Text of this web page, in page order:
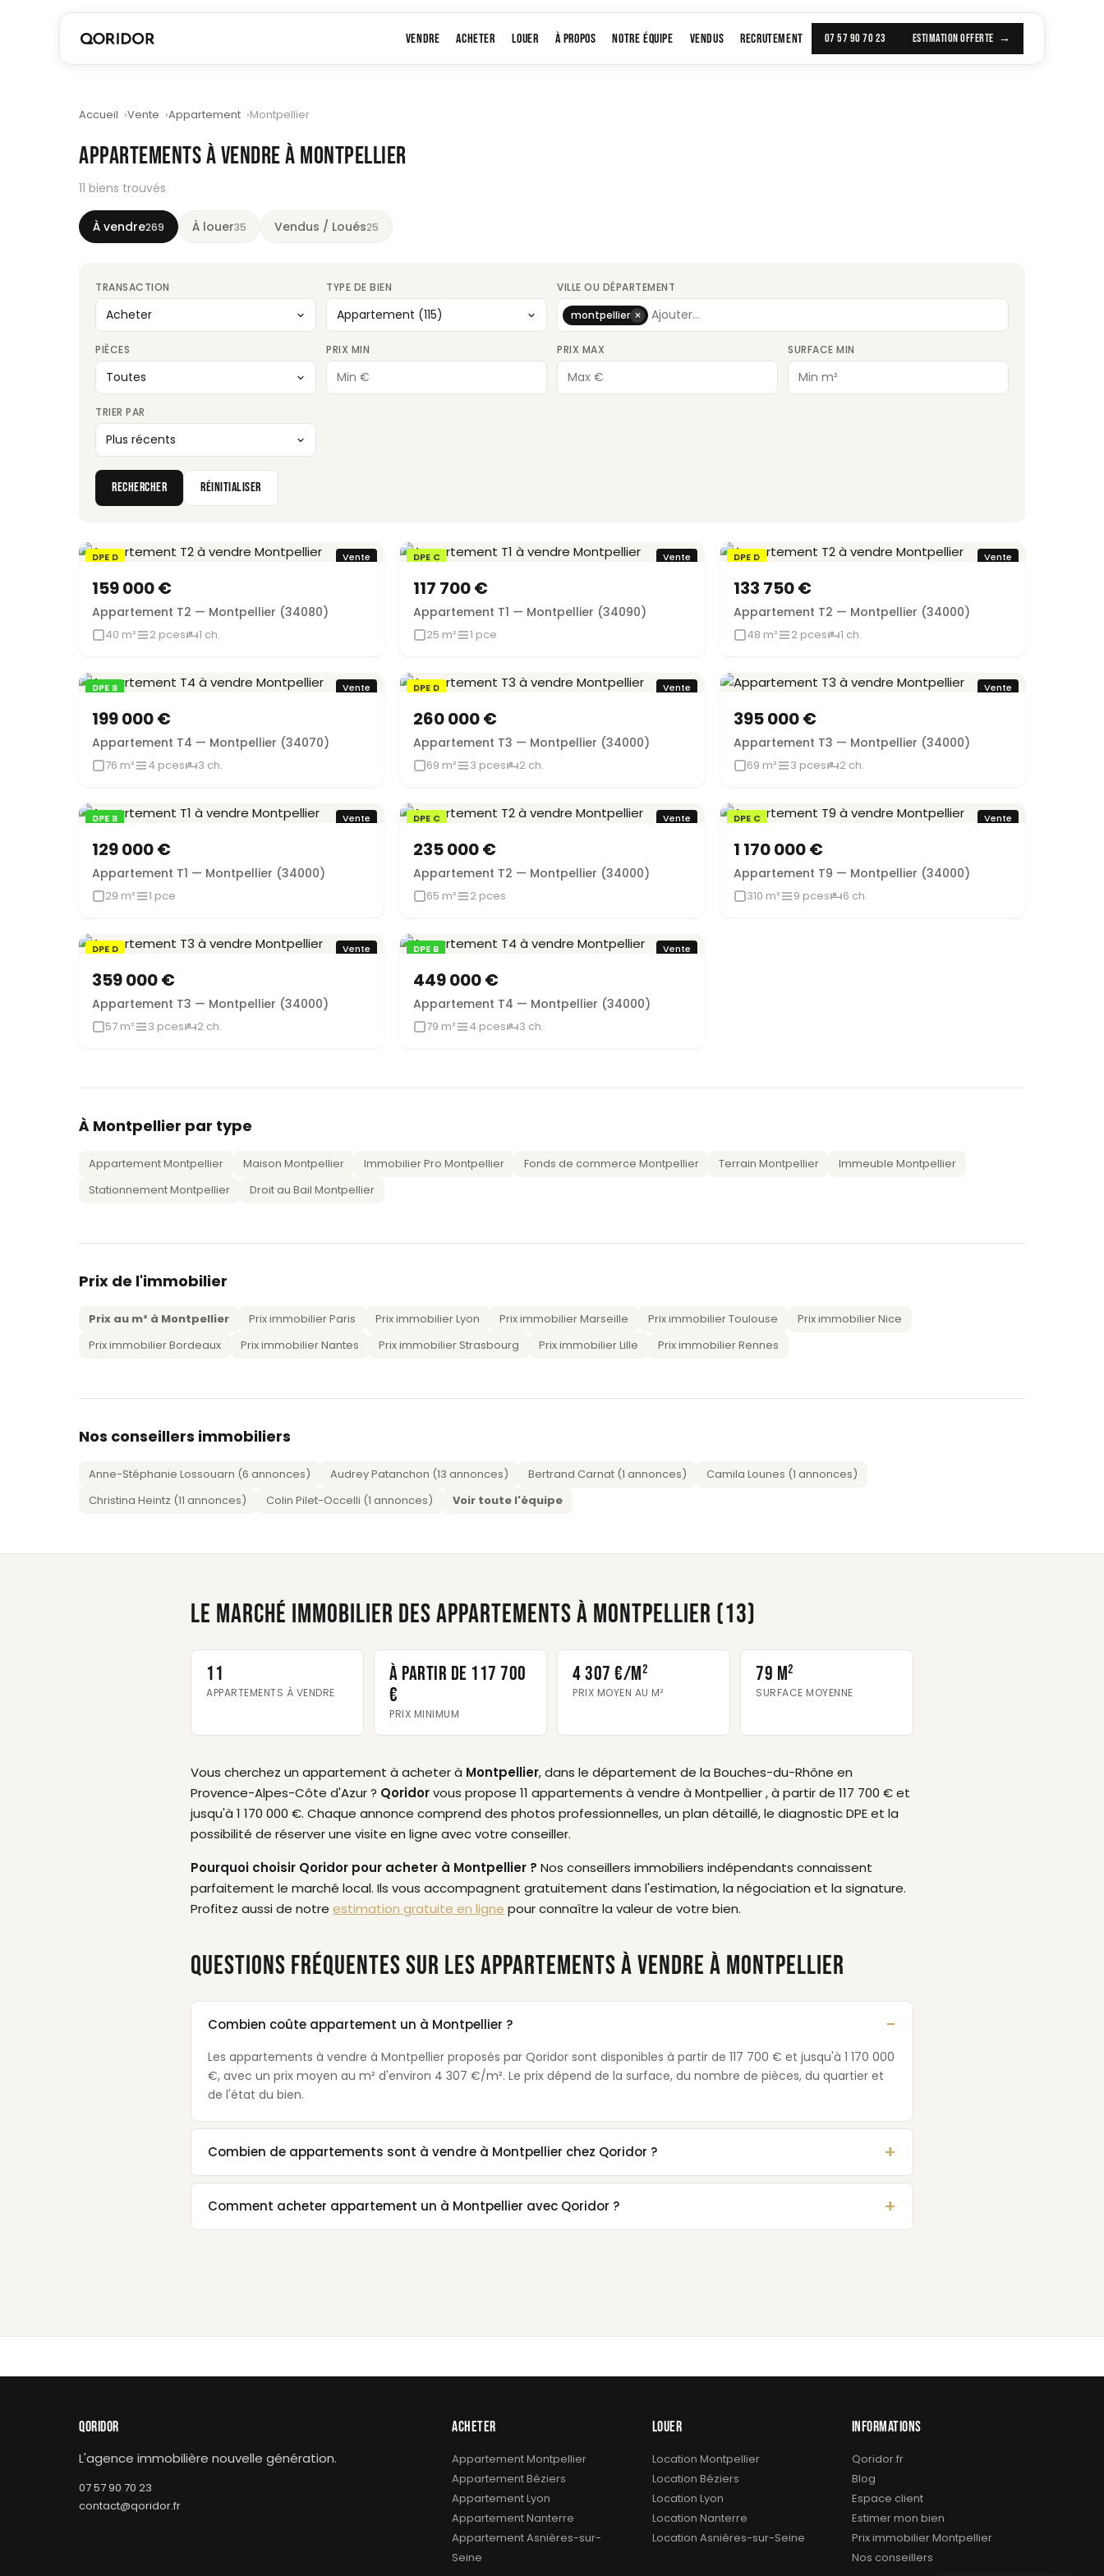
VENDRE ACHETER LOUER À PROPOS NOTRE ÉQUIPE VENDUS RECRUTEMENT 07 57 90 70 23 ESTIMATION OFFERTE
Accueil Vente Appartement Montpellier
APPARTEMENTS À VENDRE À MONTPELLIER
11 biens trouvés
À vendre269 À louer35 Vendus / Loués25
TRANSACTION TYPE DE BIEN
VILLE OU DÉPARTEMENT
montpellier ×
PIÈCES PRIX MIN PRIX MAX SURFACE MIN
TRIER PAR
RECHERCHER RÉINITIALISER
DPE D Vente
159 000 €
Appartement T2 — Montpellier (34080)
40 m² 2 pces 1 ch.
DPE C Vente
117 700 €
Appartement T1 — Montpellier (34090)
25 m² 1 pce
DPE D Vente
133 750 €
Appartement T2 — Montpellier (34000)
48 m² 2 pces 1 ch.
DPE B
Vente
199 000 €
Appartement T4 — Montpellier (34070)
76 m² 4 pces 3 ch.
DPE D Vente
260 000 €
Appartement T3 — Montpellier (34000)
69 m² 3 pces 2 ch.
Vente
395 000 €
Appartement T3 — Montpellier (34000)
69 m² 3 pces 2 ch.
DPE B Vente
129 000 €
Appartement T1 — Montpellier (34000)
29 m² 1 pce
DPE C Vente
235 000 €
Appartement T2 — Montpellier (34000)
65 m² 2 pces
DPE C Vente
1 170 000 €
Appartement T9 — Montpellier (34000)
310 m² 9 pces 6 ch.
DPE D Vente
359 000 €
Appartement T3 — Montpellier (34000)
57 m² 3 pces 2 ch.
DPE B Vente
449 000 €
Appartement T4 — Montpellier (34000)
79 m² 4 pces 3 ch.
À Montpellier par type
Appartement Montpellier Maison Montpellier Immobilier Pro Montpellier Fonds de commerce Montpellier Terrain Montpellier
Immeuble Montpellier
Stationnement Montpellier
Droit au Bail Montpellier
Prix de l'immobilier
Prix au m² à Montpellier Prix immobilier Paris Prix immobilier Lyon Prix immobilier Marseille Prix immobilier Toulouse
Prix immobilier Nice
Prix immobilier Bordeaux
Prix immobilier Nantes Prix immobilier Strasbourg Prix immobilier Lille Prix immobilier Rennes
Nos conseillers immobiliers
Anne-Stéphanie Lossouarn (6 annonces) Audrey Patanchon (13 annonces) Bertrand Carnat (1 annonces)
Camila Lounes (1 annonces)
Christina Heintz (11 annonces)
Colin Pilet-Occelli (1 annonces) Voir toute l'équipe
LE MARCHÉ IMMOBILIER DES APPARTEMENTS À MONTPELLIER (13)
11
APPARTEMENTS À VENDRE
À partir de 117 700
€
PRIX MINIMUM
4 307 €/m²
PRIX MOYEN AU M²
79 m²
SURFACE MOYENNE
Vous cherchez un appartement à acheter à Montpellier, dans le département de la Bouches-du-Rhône en
Provence-Alpes-Côte d'Azur ? Qoridorvous propose 11 appartements à vendre à Montpellier , à partir de 117 700 € et
jusqu'à 1 170 000 €. Chaque annonce comprend des photos professionnelles, un plan détaillé, le diagnostic DPE et la
possibilité de réserver une visite en ligne avec votre conseiller.
Pourquoi choisir Qoridor pour acheter à Montpellier ? Nos conseillers immobiliers indépendants connaissent
parfaitement le marché local. Ils vous accompagnent gratuitement dans l'estimation, la négociation et la signature.
Profitez aussi de notre estimation gratuite en ligne pour connaître la valeur de votre bien.
QUESTIONS FRÉQUENTES SUR LES APPARTEMENTS À VENDRE À MONTPELLIER
Combien coûte appartement un à Montpellier ?
Les appartements à vendre à Montpellier proposés par Qoridor sont disponibles à partir de 117 700 € et jusqu'à 1 170 000
€, avec un prix moyen au m² d'environ 4 307 €/m². Le prix dépend de la surface, du nombre de pièces, du quartier et
de l'état du bien.
Combien de appartements sont à vendre à Montpellier chez Qoridor ?
Comment acheter appartement un à Montpellier avec Qoridor ?
QORIDOR
L'agence immobilière nouvelle génération.
07 57 90 70 23
contact@qoridor.fr
ACHETER
Appartement Montpellier
Appartement Béziers
Appartement Lyon
Appartement Nanterre
Appartement Asnières-sur-
Seine
LOUER
Location Montpellier
Location Béziers
Location Lyon
Location Nanterre
Location Asnières-sur-Seine
INFORMATIONS
Qoridor.fr
Blog
Espace client
Estimer mon bien
Prix immobilier Montpellier
Nos conseillers